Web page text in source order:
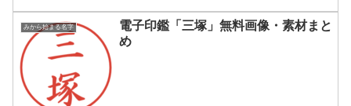
みから始まる名字
電子印鑑「三塚」無料画像・素材まと
め